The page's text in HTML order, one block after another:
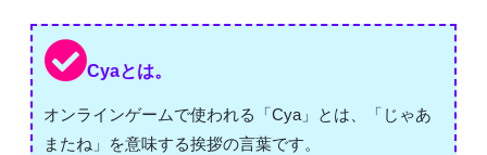
Cyaとは。
オンラインゲームで使われる「Cya」とは、「じゃあ
またね」を意味する挨拶の言葉です。